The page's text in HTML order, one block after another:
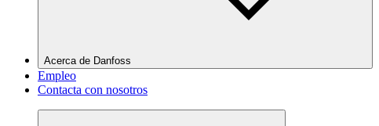
Acerca de Danfoss
Empleo
Contacta con nosotros